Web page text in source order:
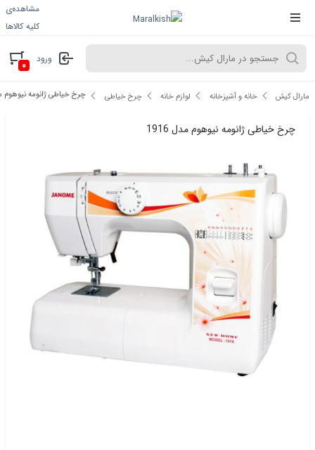
مشاهده‌ی
کلیه کالاها
ورود ۰
مارال کیش خانه و آشپزخانه لوازم خانه چرخ خیاطی چرخ خیاطی ژانومه نیوهوم
چرخ خیاطی ژانومه نیوهوم مدل 1916